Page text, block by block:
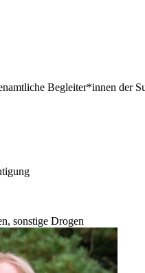
Begleiter*innen der
sonstige Drogen